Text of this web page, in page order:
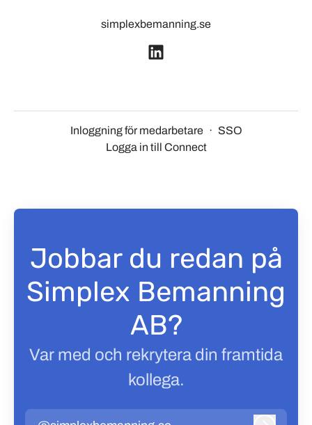
simplexbemanning.se
Inloggning för medarbetare · SSO
Logga in till Connect
Jobbar du redan på
Simplex Bemanning
AB?
Var med och rekrytera din framtida
kollega.